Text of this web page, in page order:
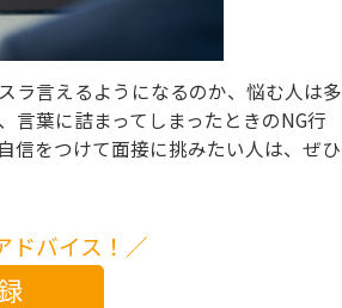
ラ言えるようになるのか、悩む人は多
言葉に詰まってしまったときのNG行
信をつけて面接に挑みたい人は、ぜひ
ドバイス！／